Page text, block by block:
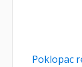
Poklopac